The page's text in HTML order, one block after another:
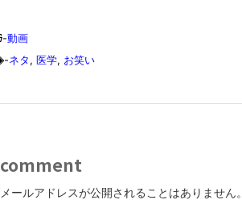
-動画
-ネタ, 医学, お笑い
comment
メールアドレスが公開されることはありません。